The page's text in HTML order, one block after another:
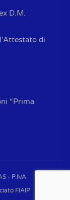
D.M.
di
“Prima
- P.IVA
FIAIP